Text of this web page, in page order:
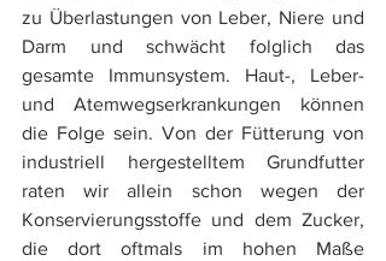
zu Überlastungen von Leber, Niere und
Darm und schwächt folglich das
gesamte Immunsystem. Haut-, Leber-
und Atemwegserkrankungen können
die Folge sein. Von der Fütterung von
industriell hergestelltem Grundfutter
raten wir allein schon wegen der
Konservierungsstoffe und dem Zucker,
die dort oftmals im hohen Maße